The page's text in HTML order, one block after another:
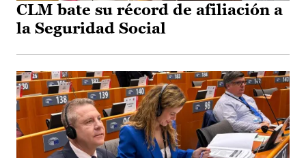
CLM bate su récord de afiliación a
la Seguridad Social